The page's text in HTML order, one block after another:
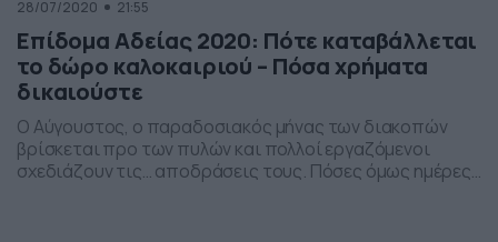
28/07/2020 21:55
Επίδομα Αδείας 2020: Πότε καταβάλλεται
το δώρο καλοκαιριού – Πόσα χρήματα
δικαιούστε
Ο Αύγουστος, ο παραδοσιακός μήνας των διακοπών
βρίσκεται προ των πυλών και πολλοί εργαζόμενοι
σχεδιάζουν τις… αποδράσεις τους. Πόσες όμως ημέρες